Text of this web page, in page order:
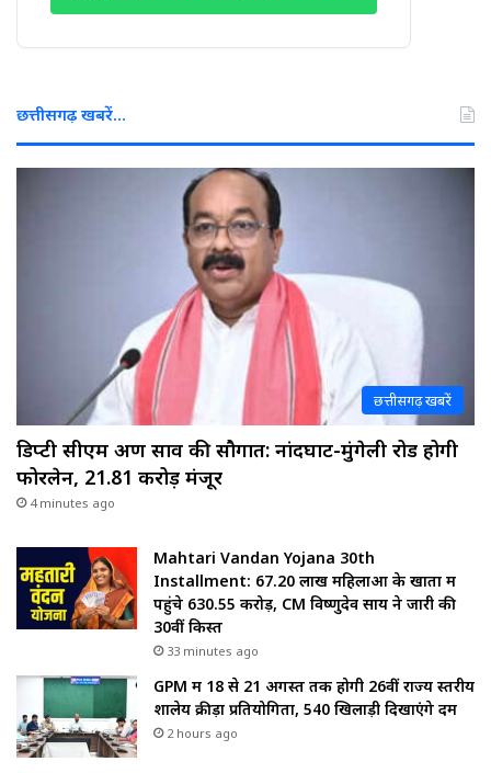
छत्तीसगढ़ खबरें…
छत्तीसगढ़ खबरें
डिप्टी सीएम अरुण साव की सौगात: नांदघाट-मुंगेली रोड होगी
फोरलेन, ₹21.81 करोड़ मंजूर
4 minutes ago
Mahtari Vandan Yojana 30th
Installment: 67.20 लाख महिलाओं के खातों में
पहुंचे 630.55 करोड़, CM विष्णुदेव साय ने जारी की
30वीं किस्त
33 minutes ago
GPM में 18 से 21 अगस्त तक होगी 26वीं राज्य स्तरीय
शालेय क्रीड़ा प्रतियोगिता, 540 खिलाड़ी दिखाएंगे दम
2 hours ago